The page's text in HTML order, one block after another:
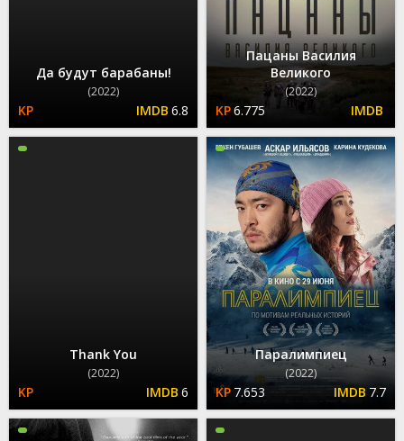
Да будут барабаны!
(2022)
6.8
Пацаны Василия
Великого
(2022)
6.775
Thank You
(2022)
6
Паралимпиец
(2022)
7.653 7.7